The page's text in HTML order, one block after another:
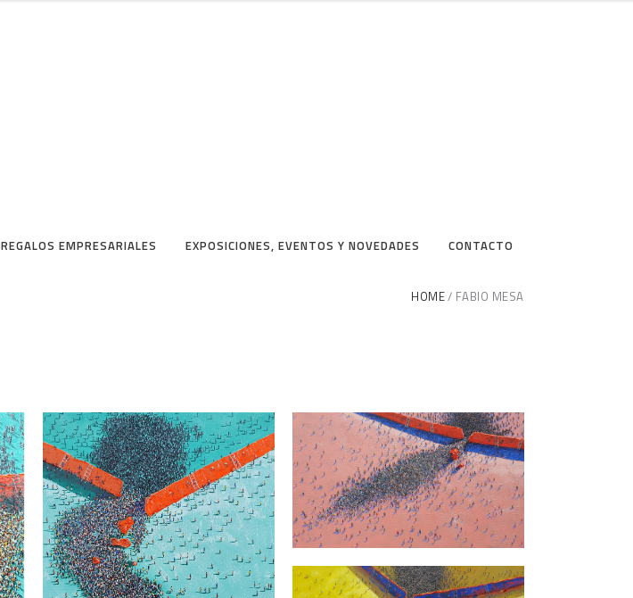
REGALOS EMPRESARIALES EXPOSICIONES, EVENTOS Y NOVEDADES CONTACTO
HOME FABIO MESA
#33 Dreamers coming
out of the Darkness –
Fabio Mesa
FABIO MESA/PDC ADDISON
HOUSE/PINTURAS
S/T – Fabio Mesa
FABIO MESA/PDC ADDISON
HOUSE/PINTURAS